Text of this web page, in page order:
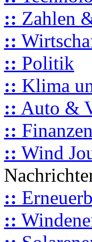
:: Zahlen
::
:: Politik
:: Klima
:: Auto &
::
:: Wind
::
::